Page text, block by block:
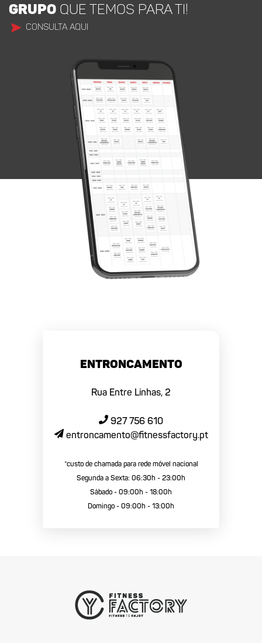
GRUPO QUE TEMOS PARA TI!
CONSULTA AQUI
Entroncamento
Rua Entre Linhas, 2
927 756 610
entroncamento@fitnessfactory.pt
*custo de chamada para rede móvel nacional
Segunda a Sexta: 06:30h - 23:00h
Sábado - 09:00h - 18:00h
Domingo - 09:00h - 13:00h